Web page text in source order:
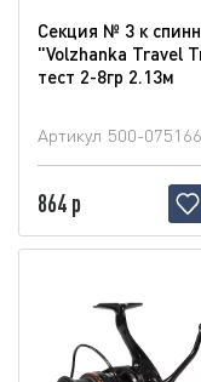
Секция № 3 к
"Volzhanka Travel
тест 2-8гр 2.13м
Артикул 500-075166
864 р